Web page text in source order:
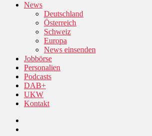
News
Deutschland
Österreich
Schweiz
Europa
News einsenden
Jobbörse
Personalien
Podcasts
DAB+
UKW
Kontakt